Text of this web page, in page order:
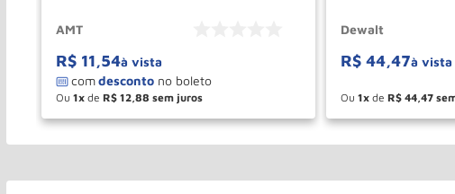
AMT
R$ 11,54à vista
Ou 1 de R$ 12 88
＋
－ COMPRAR
Dewalt
R$ 44,47à vista
Ou 1 de R$ 44 47
＋
－